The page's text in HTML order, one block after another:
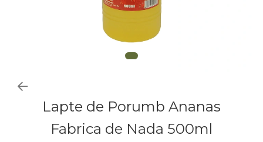
Lapte de Porumb Ananas
Fabrica de Nada 500ml